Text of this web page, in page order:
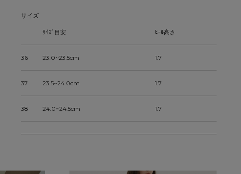
サイズ
ｻｲｽﾞ目安 ﾋｰﾙ高さ
36 23.0~23.5cm 1.7
37 23.5~24.0cm 1.7
38 24.0~24.5cm 1.7